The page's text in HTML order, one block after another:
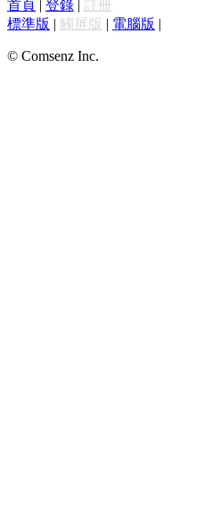
首頁 | 登錄 | 註冊
標準版 | 觸屏版 | 電腦版 |
© Comsenz Inc.